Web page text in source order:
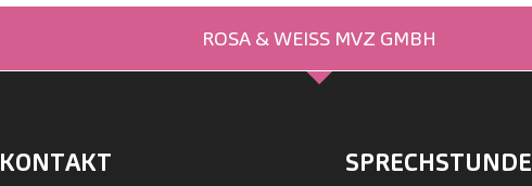
ROSA & WEISS MVZ GMBH
KONTAKT SPRECHSTUNDE